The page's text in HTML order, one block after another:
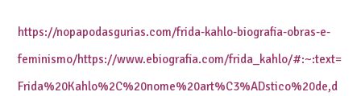
https://nopapodasgurias.com/frida-kahlo-biografia-obras-e-
feminismo/https://www.ebiografia.com/frida_kahlo/#:~:text=
Frida%20Kahlo%2C%20nome%20art%C3%ADstico%20de,d